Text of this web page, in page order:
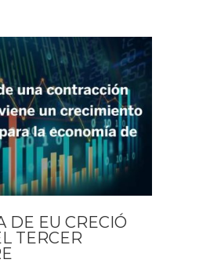
DE EU CRECIÓ
TERCER